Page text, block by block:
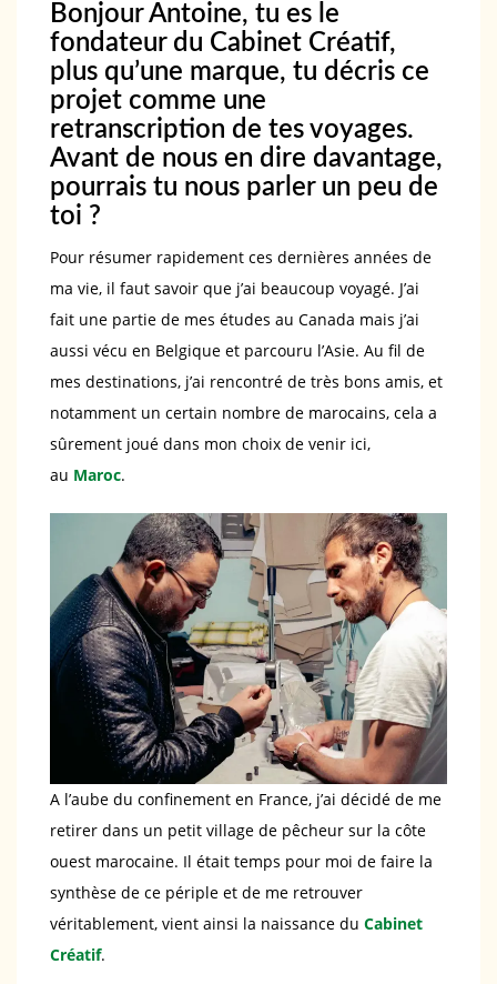
Bonjour Antoine, tu es le
fondateur du Cabinet Créatif,
plus qu’une marque, tu décris ce
projet comme une
retranscription de tes voyages.
Avant de nous en dire davantage,
pourrais tu nous parler un peu de
toi ?
Pour résumer rapidement ces dernières années de
ma vie, il faut savoir que j’ai beaucoup voyagé. J’ai
fait une partie de mes études au Canada mais j’ai
aussi vécu en Belgique et parcouru l’Asie. Au fil de
mes destinations, j’ai rencontré de très bons amis, et
notamment un certain nombre de marocains, cela a
sûrement joué dans mon choix de venir ici,
au Maroc.
A l’aube du confinement en France, j’ai décidé de me
retirer dans un petit village de pêcheur sur la côte
ouest marocaine. Il était temps pour moi de faire la
synthèse de ce périple et de me retrouver
véritablement, vient ainsi la naissance du Cabinet
Créatif.